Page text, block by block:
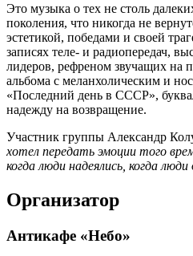
Это музыка о тех не столь
поколения, что никогда не
эстетикой, победами и своей
записях теле- и радиопередач,
лидеров, рефреном звучащих на
альбома с меланхолическим и
«Последний день в СССР»,
надежду на возвращение.
Участник группы Александр
хотел передать эмоции того
когда люди надеялись, когда люди
Организатор
Антикафе «Небо»